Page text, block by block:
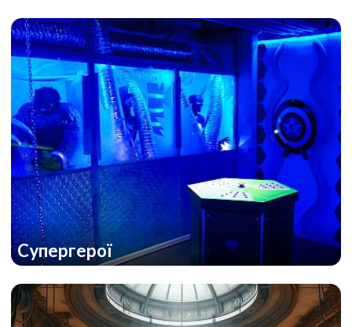
Супергерої